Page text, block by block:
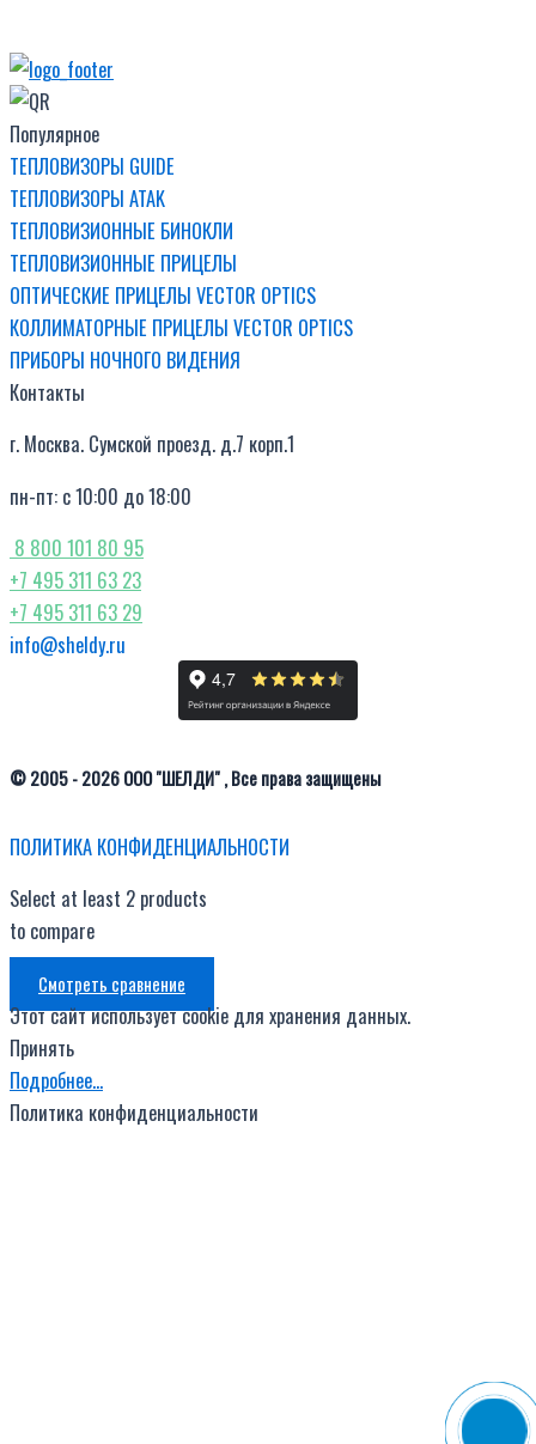
Популярное
ТЕПЛОВИЗОРЫ GUIDE
ТЕПЛОВИЗОРЫ ATAK
ТЕПЛОВИЗИОННЫЕ БИНОКЛИ
ТЕПЛОВИЗИОННЫЕ ПРИЦЕЛЫ
ОПТИЧЕСКИЕ ПРИЦЕЛЫ VECTOR OPTICS
КОЛЛИМАТОРНЫЕ ПРИЦЕЛЫ VECTOR OPTICS
ПРИБОРЫ НОЧНОГО ВИДЕНИЯ
Контакты
г. Москва. Сумской проезд. д.7 корп.1
пн-пт: с 10:00 до 18:00
8 800 101 80 95
+7 495 311 63 23
+7 495 311 63 29
info@sheldy.ru
© 2005 - 2026 ООО "ШЕЛДИ" , Все права защищены
ПОЛИТИКА КОНФИДЕНЦИАЛЬНОСТИ
Select at least 2 products
to compare
Смотреть сравнение
Этот сайт использует cookie для хранения данных.
Принять
Подробнее…
Политика конфиденциальности